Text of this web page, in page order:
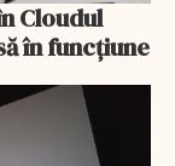
Cloudul
în funcțiune